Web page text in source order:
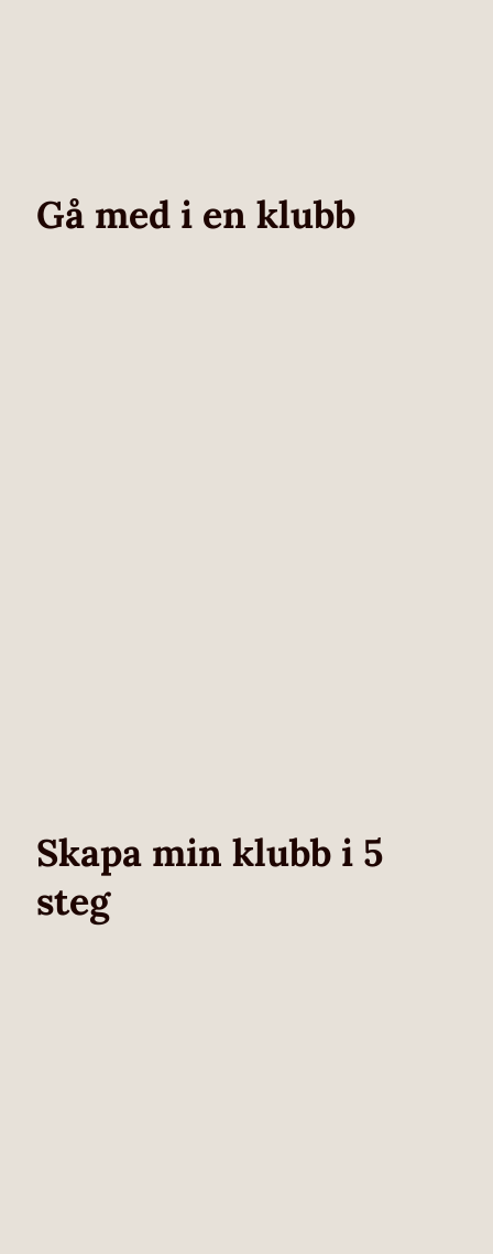
Gå med i en klubb
Skapa min klubb i 5
steg